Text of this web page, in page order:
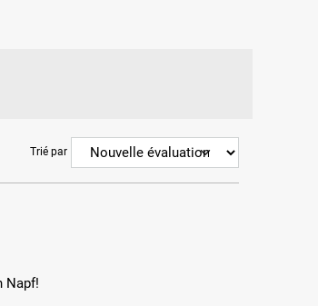
Trié par
Napf!